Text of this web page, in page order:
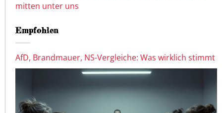
mitten unter uns
Empfohlen
AfD, Brandmauer, NS-Vergleiche: Was wirklich stimmt